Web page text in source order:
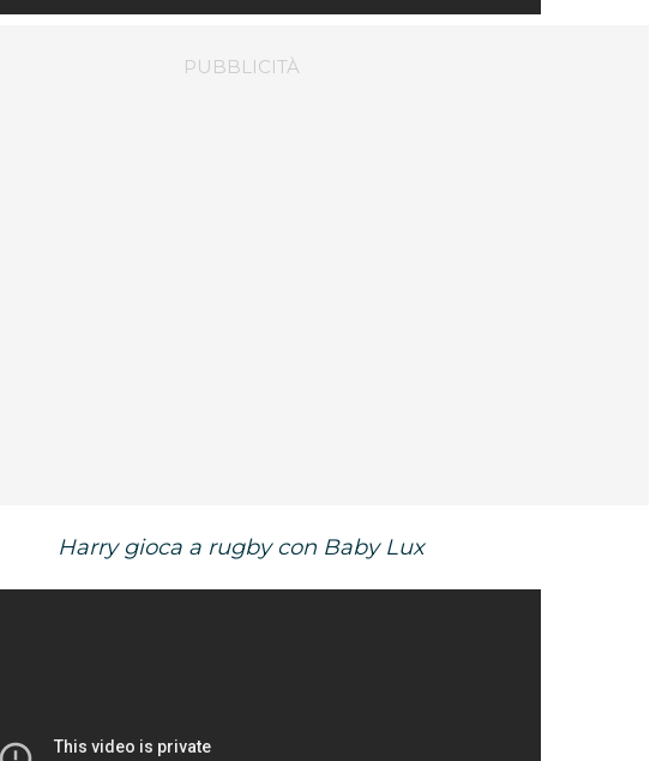
Harry gioca a rugby con Baby Lux